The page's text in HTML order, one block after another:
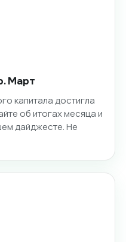
Март
капитала достигла
об итогах месяца и
дайджесте. Не